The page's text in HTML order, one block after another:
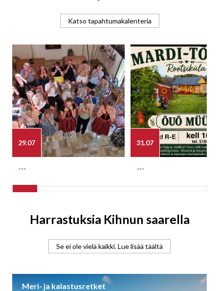
Katso tapahtumakalenteria
29.07
---
31.07
---
Harrastuksia Kihnun saarella
Se ei ole vielä kaikki. Lue lisää täältä
Meri- ja kalastusretket